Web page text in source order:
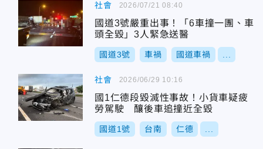
社會
國道3號嚴重出事！「6車撞一團、車
頭全毀」3人緊急送醫
國道3號 車禍 國道車禍
2026/07/21 08:40
社會
國1仁德段毀滅性事故！小貨車疑疲
勞駕駛 釀後車追撞近全毀
國道1號 台南 仁德
2026/06/29 10:16